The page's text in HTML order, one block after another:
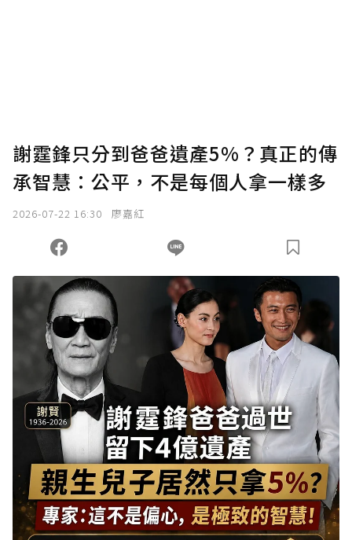
謝霆鋒只分到爸爸遺產5%？真正的傳
承智慧：公平，不是每個人拿一樣多
2026-07-22 16:30 廖嘉紅